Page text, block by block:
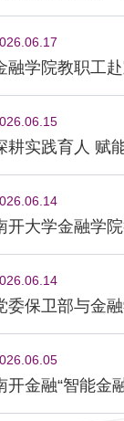
融学院教职工
耕实践育人 赋
开大学金融学
委保卫部与金
开金融“智能金